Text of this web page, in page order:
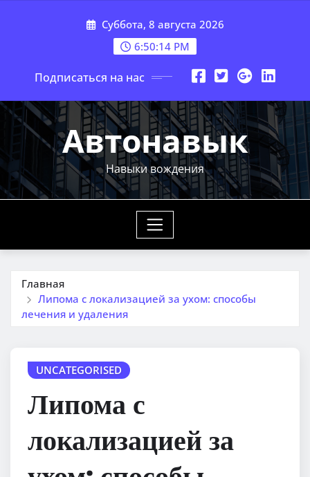
Суббота, 8 августа 2026
6:50:15 PM
Подписаться на нас
Автонавык
Навыки вождения
Главная
Липома с локализацией за ухом: способы
лечения и удаления
UNCATEGORISED
Липома с
локализацией за